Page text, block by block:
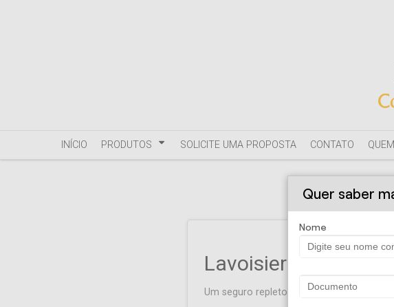
INÍCIO PRODUTOS SOLICITE UMA PROPOSTA CONTATO
Lavoisier Corretora
Um seguro repleto de benefícios para
Quer saber
Nome